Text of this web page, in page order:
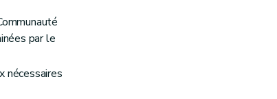
par le
nécessaires